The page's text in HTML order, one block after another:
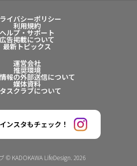
イバシーポリシー
利用規約
ヘルプ・サポート
広告掲載について
最新トピックス
運営会社
推奨環境
報の外部送信について
媒体資料
スクラブについて
ンスタもチェック！
© KADOKAWA LifeDesign. 2026